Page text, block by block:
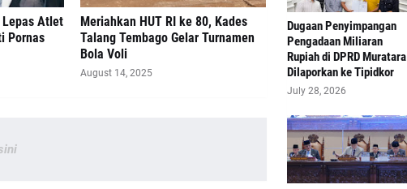
Atlet
Pornas
Meriahkan HUT RI ke 80, Kades
Talang Tembago Gelar Turnamen
Bola Voli
August 14, 2025
‎Dugaan Penyimpangan
Pengadaan Miliaran
Rupiah di DPRD Muratara
Dilaporkan ke Tipidkor
July 28, 2026